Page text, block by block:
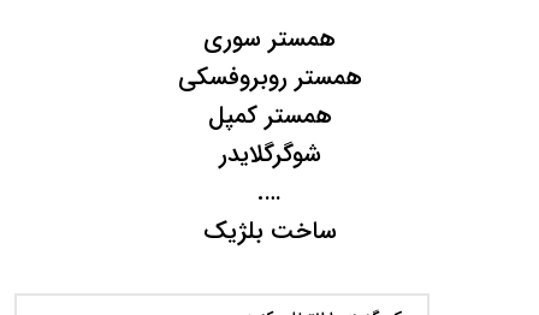
همستر سوری
همستر روبروفسکی
همستر کمپل
شوگرگلایدر
….
ساخت بلژیک